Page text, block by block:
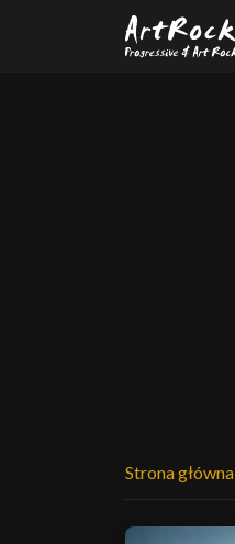
Przejdź do treści głównej
Strona główna